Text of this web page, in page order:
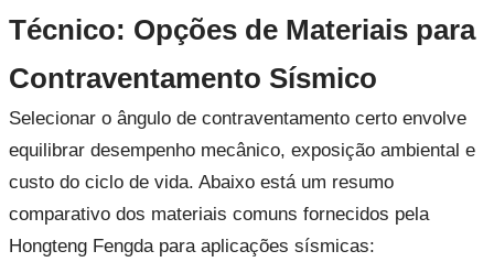
Técnico: Opções de Materiais para
Contraventamento Sísmico
Selecionar o ângulo de contraventamento certo envolve
equilibrar desempenho mecânico, exposição ambiental e
custo do ciclo de vida. Abaixo está um resumo
comparativo dos materiais comuns fornecidos pela
Hongteng Fengda para aplicações sísmicas: